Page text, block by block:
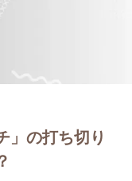
」の打ち切り